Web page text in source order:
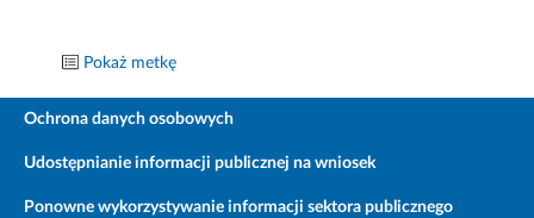
Pokaż metkę
Ochrona danych osobowych
Udostępnianie informacji publicznej na wniosek
Ponowne wykorzystywanie informacji sektora publicznego